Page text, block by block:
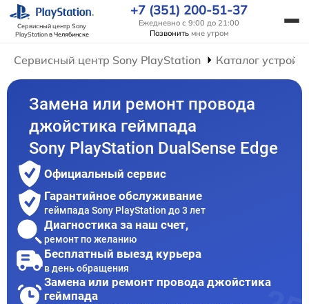
Сервисный центр Sony
PlayStationв Челябинске
+7 (351) 200-51-37
Ежедневно с 9:00 до 21:00
Позвонить мне утром
Сервисный центр Sony PlayStation Каталог
Замена или ремонт провода
джойстика геймпада
Sony PlayStation DualSense Edge
Официальный сервис
Гарантийное обслуживание
геймпада Sony PlayStation до 3 лет
Диагностика за наш счет,
ремонт по желанию
Бесплатный выезд курьера
в день обращения
Замена или ремонт провода джойстика
геймпада